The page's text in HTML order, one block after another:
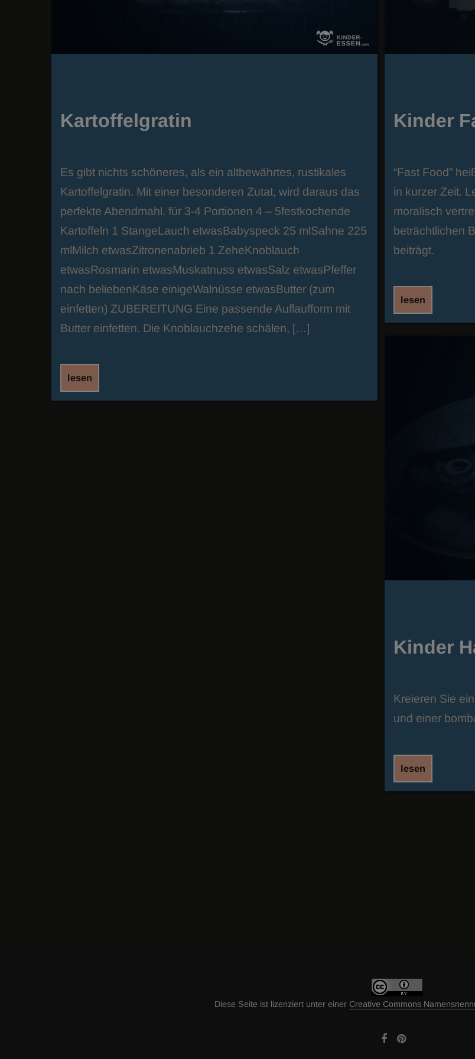
Kartoffelgratin
Es gibt nichts schöneres, als ein altbewährtes, rustikales
Kartoffelgratin. Mit einer besonderen Zutat, wird daraus das
perfekte Abendmahl. für 3-4 Portionen 4 – 5festkochende
Kartoffeln 1 StangeLauch etwasBabyspeck 25 mlSahne 225
mlMilch etwasZitronenabrieb 1 ZeheKnoblauch
etwasRosmarin etwasMuskatnuss etwasSalz etwasPfeffer
nach beliebenKäse einigeWalnüsse etwasButter (zum
einfetten) ZUBEREITUNG Eine passende Auflaufform mit
Butter einfetten. Die Knoblauchzehe schälen, […]
lesen
Kinder
“Fast Food”
in kurzer Zeit.
moralisch
beträchtlichen
beiträgt.
lesen
Kinder
Kreieren Sie
und einer
lesen
Diese Seite ist lizenziert unter einer Creative Commons